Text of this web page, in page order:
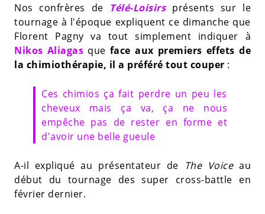
Nos confrères de Télé-Loisirsprésents sur le
tournage à l'époque expliquent ce dimanche que
Florent Pagny va tout simplement indiquer à
Nikos Aliagas que face aux premiers effets de
la chimiothérapie, il a préféré tout couper :
Ces chimios ça fait perdre un peu les
cheveux mais ça va, ça ne nous
empêche pas de rester en forme et
d'avoir une belle gueule
A-il expliqué au présentateur de The Voiceau
début du tournage des super cross-battle en
février dernier.